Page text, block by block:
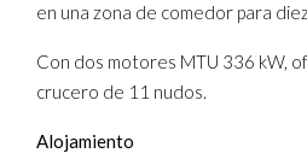
en una zona de comedor para
Con dos motores MTU 336 kW,
crucero de 11 nudos.
Alojamiento